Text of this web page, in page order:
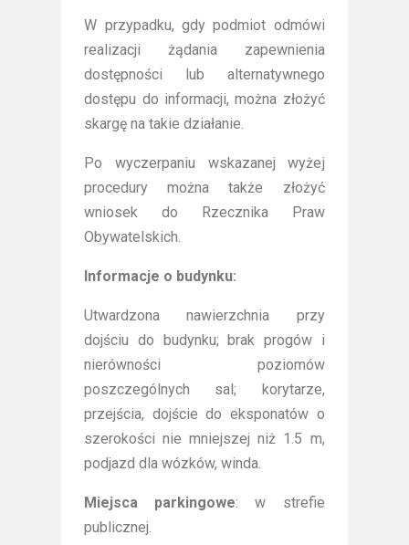
W przypadku, gdy podmiot odmówi
realizacji żądania zapewnienia
dostępności lub alternatywnego
dostępu do informacji, można złożyć
skargę na takie działanie.
Po wyczerpaniu wskazanej wyżej
procedury można także złożyć
wniosek do Rzecznika Praw
Obywatelskich.
Informacje o budynku:
Utwardzona nawierzchnia przy
dojściu do budynku; brak progów i
nierówności poziomów
poszczególnych sal; korytarze,
przejścia, dojście do eksponatów o
szerokości nie mniejszej niż 1.5 m,
podjazd dla wózków, winda.
Miejsca parkingowe: w strefie
publicznej.